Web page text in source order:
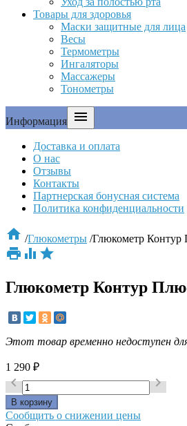
Товары для здоровья
Маски защитные для лица
Весы
Термометры
Ингаляторы
Массажеры
Тонометры
Информация 
Доставка и оплата
О нас
Отзывы
Контакты
Партнерская бонусная система
Политика конфиденциальности
 /Глюкометры /Глюкометр Контур
  
Глюкометр Контур
Этот товар временно недоступен
1 290 ₽
 
Сообщить о снижении цены